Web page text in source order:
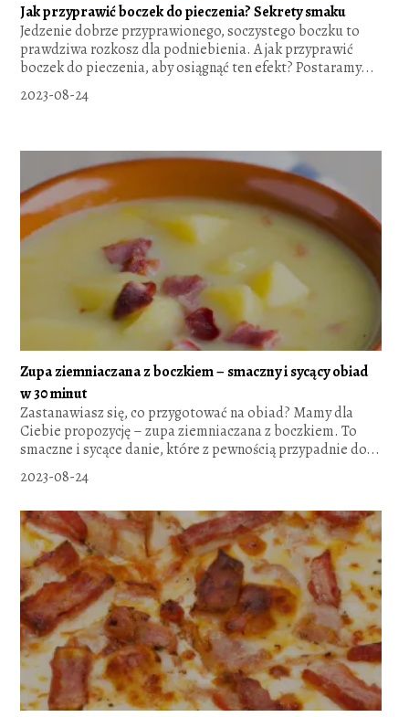
Jak przyprawić boczek do pieczenia? Sekrety smaku
Jedzenie dobrze przyprawionego, soczystego boczku to
prawdziwa rozkosz dla podniebienia. A jak przyprawić
boczek do pieczenia, aby osiągnąć ten efekt? Postaramy...
2023-08-24
Zupa ziemniaczana z boczkiem – smaczny i sycący obiad
w 30 minut
Zastanawiasz się, co przygotować na obiad? Mamy dla
Ciebie propozycję – zupa ziemniaczana z boczkiem. To
smaczne i sycące danie, które z pewnością przypadnie do...
2023-08-24